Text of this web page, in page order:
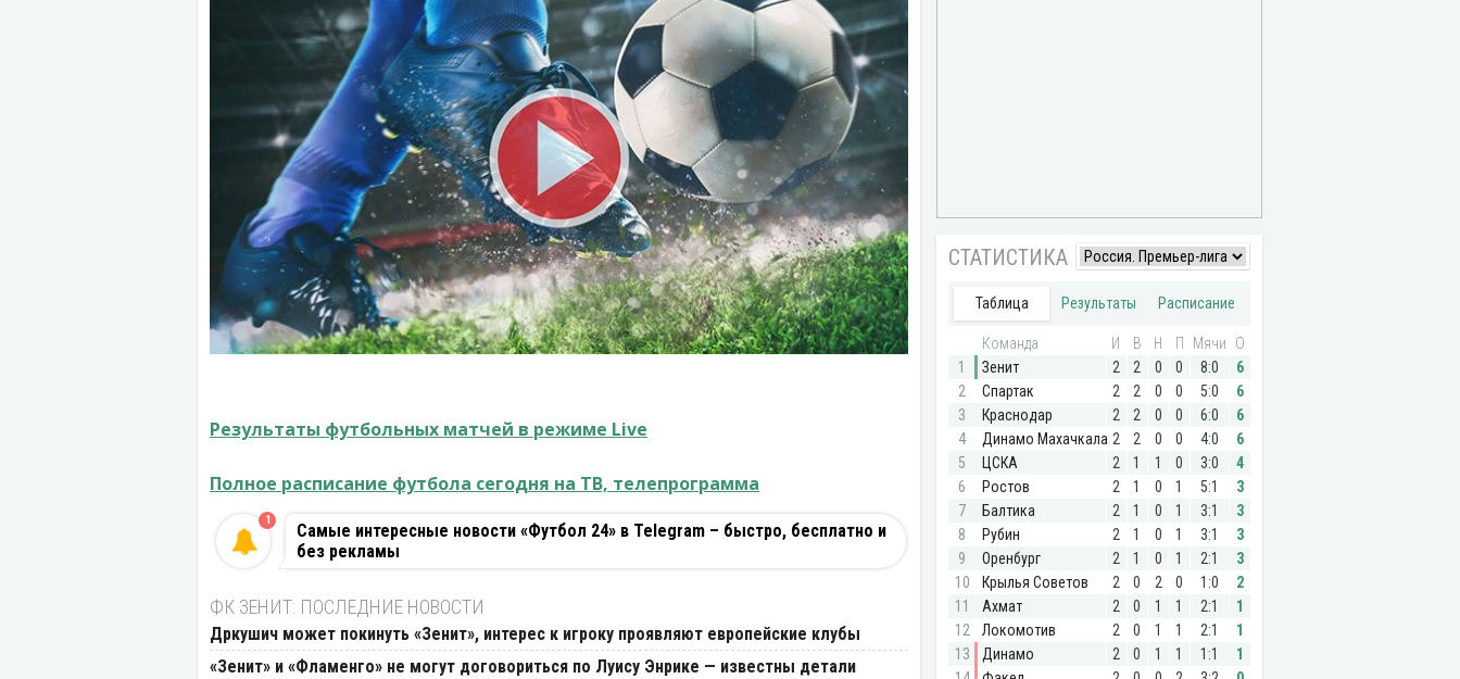
Результаты футбольных матчей в режиме Live
Полное расписание футбола сегодня на ТВ, телепрограмма
Самые интересные новости «Футбол 24» в Telegram – быстро, бесплатно и
без рекламы
1
ФК ЗЕНИТ: ПОСЛЕДНИЕ НОВОСТИ
Дркушич может покинуть «Зенит», интерес к игроку проявляют европейские клубы
«Зенит» и «Фламенго» не могут договориться по Луису Энрике — известны детали